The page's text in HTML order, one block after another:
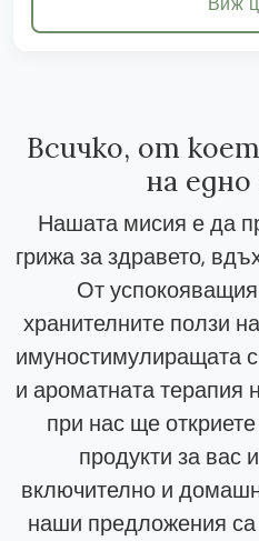
Всичко, от
на
Нашата мисия е да
грижа за здравето,
От
хранителните ползи
имуностимулиращата
и ароматната терапия
при нас ще
продукти за вас
включително и
наши предложения